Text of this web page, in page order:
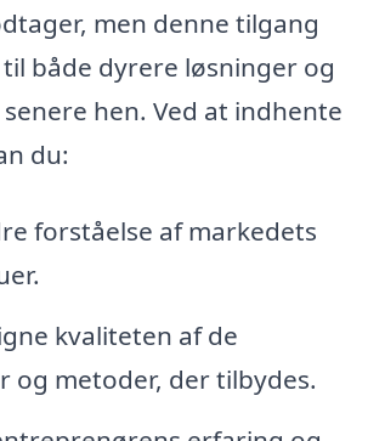
men denne tilgang
både dyrere løsninger og
hen. Ved at indhente
du:
forståelse af markedets
kvaliteten af de
og metoder, der tilbydes.